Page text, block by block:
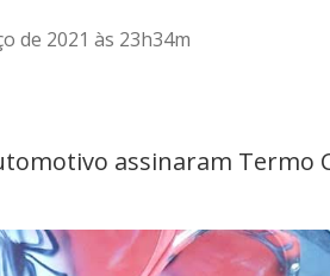
de 2021 às 23h34m
assinaram Termo